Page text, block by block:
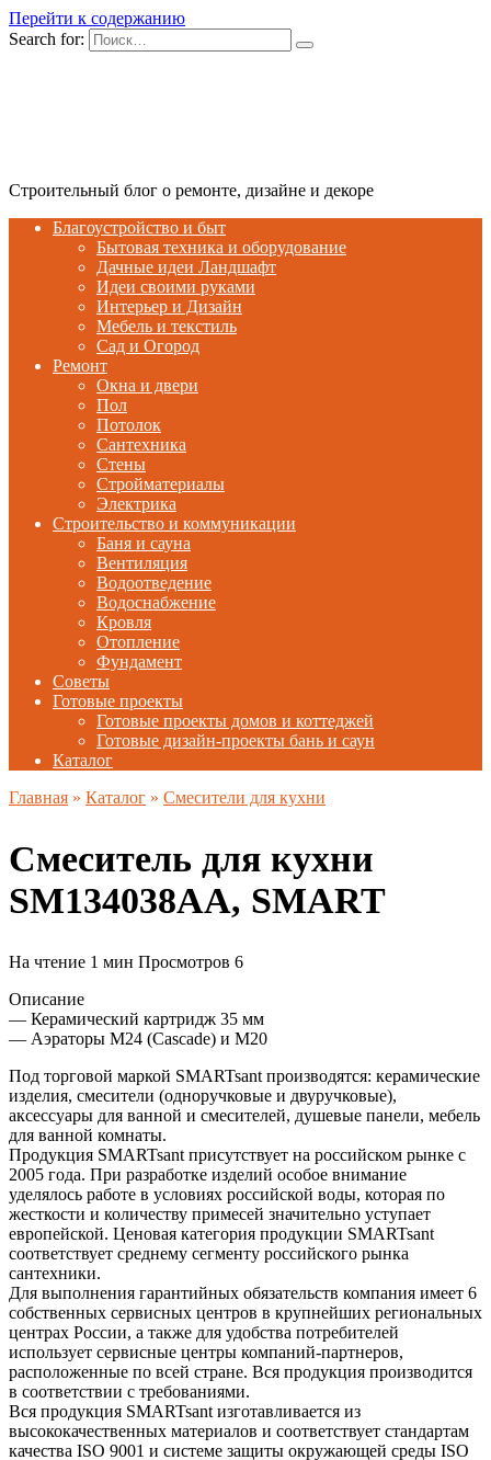
Перейти к содержанию
Search for:
Строительный блог о ремонте, дизайне и декоре
Благоустройство и быт
Бытовая техника и оборудование
Дачные идеи Ландшафт
Идеи своими руками
Интерьер и Дизайн
Мебель и текстиль
Сад и Огород
Ремонт
Окна и двери
Пол
Потолок
Сантехника
Стены
Стройматериалы
Электрика
Строительство и коммуникации
Баня и сауна
Вентиляция
Водоотведение
Водоснабжение
Кровля
Отопление
Фундамент
Советы
Готовые проекты
Готовые проекты домов и коттеджей
Готовые дизайн-проекты бань и саун
Каталог
Главная » Каталог » Смесители для кухни
Смеситель для кухни
SM134038AA, SMART
На чтение 1 мин Просмотров 6
Описание
— Керамический картридж 35 мм
— Аэраторы М24 (Cascade) и М20
Под торговой маркой SMARTsant производятся: керамические
изделия, смесители (одноручковые и двуручковые),
аксессуары для ванной и смесителей, душевые панели, мебель
для ванной комнаты.
Продукция SMARTsant присутствует на российском рынке с
2005 года. При разработке изделий особое внимание
уделялось работе в условиях российской воды, которая по
жесткости и количеству примесей значительно уступает
европейской. Ценовая категория продукции SMARTsant
соответствует среднему сегменту российского рынка
сантехники.
Для выполнения гарантийных обязательств компания имеет 6
собственных сервисных центров в крупнейших региональных
центрах России, а также для удобства потребителей
использует сервисные центры компаний-партнеров,
расположенные по всей стране. Вся продукция производится
в соответствии с требованиями.
Вся продукция SMARTsant изготавливается из
высококачественных материалов и соответствует стандартам
качества ISO 9001 и системе защиты окружающей среды ISO